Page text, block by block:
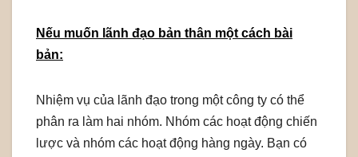
Nếu muốn lãnh đạo bản thân một cách bài
bản:
Nhiệm vụ của lãnh đạo trong một công ty có thể
phân ra làm hai nhóm. Nhóm các hoạt động chiến
lược và nhóm các hoạt động hàng ngày. Bạn có